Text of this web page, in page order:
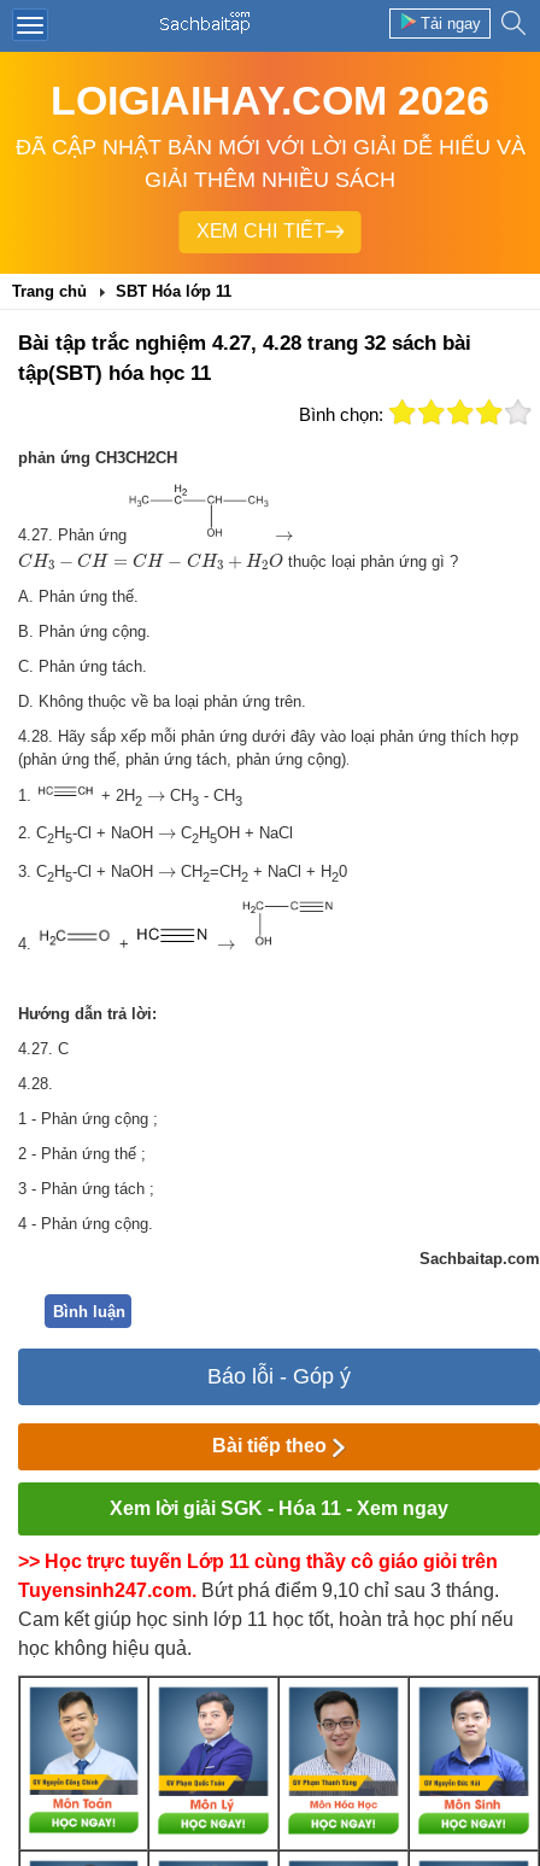
Tải ngay
LOIGIAIHAY.COM 2026
ĐÃ CẬP NHẬT BẢN MỚI VỚI LỜI GIẢI DỄ HIỂU VÀ
GIẢI THÊM NHIỀU SÁCH
XEM CHI TIẾT
Trang chủ SBT Hóa lớp 11
Bài tập trắc nghiệm 4.27, 4.28 trang 32 sách bài
tập(SBT) hóa học 11
Bình chọn:
phản ứng CH3CH2CH
4.27. Phản ứng →
→
CH3 − CH = CH − CH3 + H2O
CH3 H=C −CH H2O
thuộc loại phản ứng gì ?
A. Phản ứng thế.
B. Phản ứng cộng.
C. Phản ứng tách.
D. Không thuộc về ba loại phản ứng trên.
4.28. Hãy sắp xếp mỗi phản ứng dưới đây vào loại phản ứng thích hợp
(phản ứng thế, phản ứng tách, phản ứng cộng)
1. + 2H2 →
→ CH3 - CH3
2. C2H5-Cl + NaOH →
→ C2H5OH + NaCl
3. C2H5-Cl + NaOH →
→ CH2=CH2 + NaCl + H20
4. + →
→
Hướng dẫn trả lời:
4.27. C
4.28.
1 - Phản ứng cộng ;
2 - Phản ứng thế ;
3 - Phản ứng tách ;
4 - Phản ứng cộng.
Sachbaitap.com
Bình luận
Báo lỗi - Góp ý
Bài tiếp theo
Xem lời giải SGK - Hóa 11 - Xem ngay
>> Học trực tuyến Lớp 11 cùng thầy cô giáo giỏi trên
Tuyensinh247.com. Bứt phá điểm 9,10 chỉ sau 3 tháng.
Cam kết giúp học sinh lớp 11 học tốt, hoàn trả học phí nếu
học không hiệu quả.